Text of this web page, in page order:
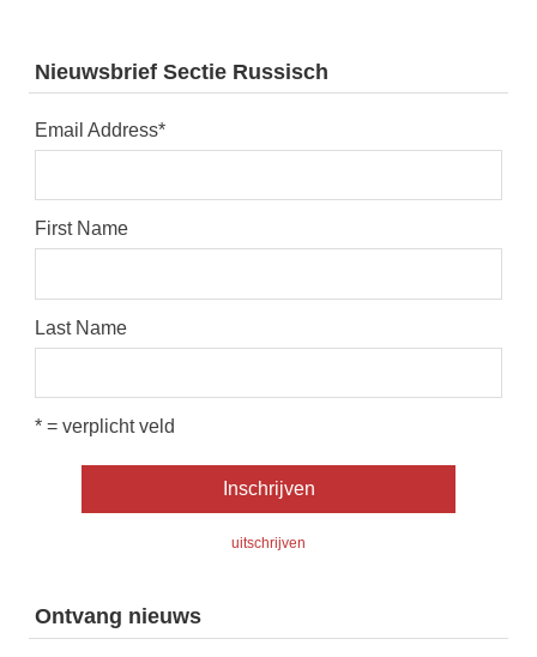
Nieuwsbrief Sectie Russisch
Email Address*
First Name
Last Name
* = verplicht veld
uitschrijven
Ontvang nieuws